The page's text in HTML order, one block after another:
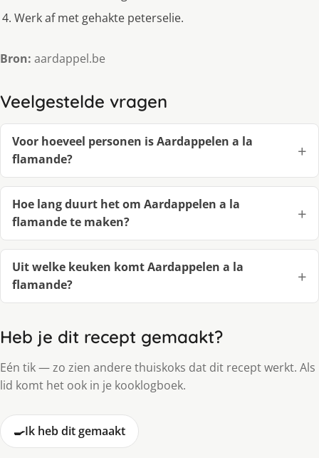
Werk af met gehakte peterselie.
Bron: aardappel.be
Veelgestelde vragen
Voor hoeveel personen is Aardappelen a la
flamande?
Hoe lang duurt het om Aardappelen a la
flamande te maken?
Uit welke keuken komt Aardappelen a la
flamande?
Heb je dit recept gemaakt?
Eén tik — zo zien andere thuiskoks dat dit recept werkt. Als
lid komt het ook in je kooklogboek.
🍳Ik heb dit gemaakt